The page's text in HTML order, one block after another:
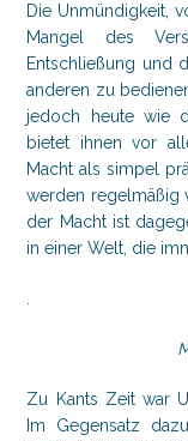
Die Unmündigkeit,
Mangel des
Entschließung und
anderen zu
jedoch heute wie
bietet ihnen vor
Macht als simpel
werden regelmäßig
der Macht ist
in einer Welt, die
.
Zu Kants Zeit war
Im Gegensatz